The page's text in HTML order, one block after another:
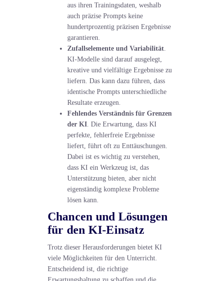
aus ihren Trainingsdaten, weshalb
auch präzise Prompts keine
hundertprozentig präzisen Ergebnisse
garantieren.
Zufallselemente und Variabilität.
KI-Modelle sind darauf ausgelegt,
kreative und vielfältige Ergebnisse zu
liefern. Das kann dazu führen, dass
identische Prompts unterschiedliche
Resultate erzeugen.
Fehlendes Verständnis für Grenzen
der KI. Die Erwartung, dass KI
perfekte, fehlerfreie Ergebnisse
liefert, führt oft zu Enttäuschungen.
Dabei ist es wichtig zu verstehen,
dass KI ein Werkzeug ist, das
Unterstützung bieten, aber nicht
eigenständig komplexe Probleme
lösen kann.
Chancen und Lösungen
für den KI-Einsatz
Trotz dieser Herausforderungen bietet KI
viele Möglichkeiten für den Unterricht.
Entscheidend ist, die richtige
Erwartungshaltung zu schaffen und die